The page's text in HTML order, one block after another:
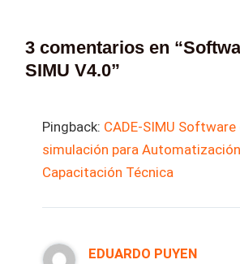
3 comentarios en
SIMU V4.0”
Pingback: CADE-SIMU
simulación para
Capacitación Técnica
EDUARDO PUYEN